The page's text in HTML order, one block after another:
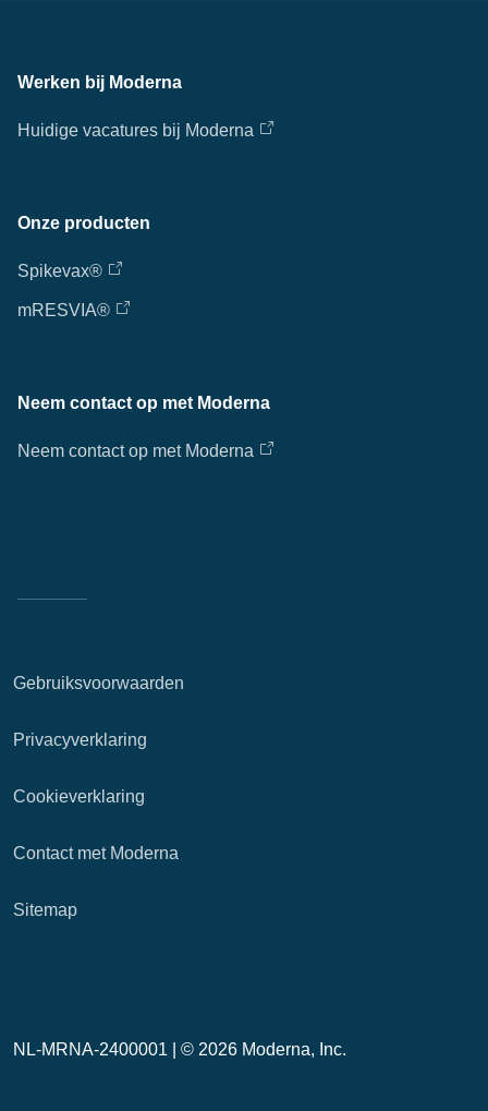
Werken bij Moderna
Huidige vacatures bij Moderna
Onze producten
Spikevax®
mRESVIA®
Neem contact op met Moderna
Neem contact op met Moderna
Gebruiksvoorwaarden
Privacyverklaring
Cookieverklaring
Contact met Moderna
Sitemap
NL-MRNA-2400001 | © 2026 Moderna, Inc.